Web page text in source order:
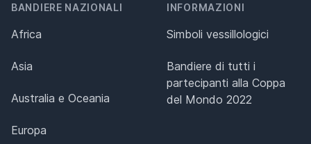
BANDIERE NAZIONALI
Africa
Asia
Australia e Oceania
Europa
INFORMAZIONI
Simboli vessillologici
Bandiere di tutti i
partecipanti alla Coppa
del Mondo 2022